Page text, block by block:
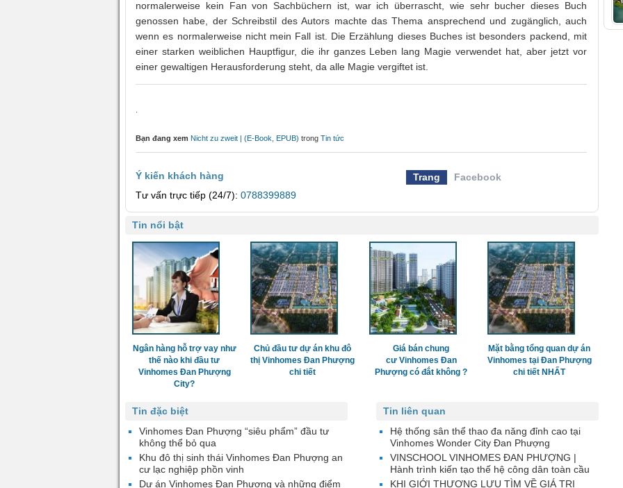
normalerweise kein Fan von Sachbüchern ist, war ich überrascht, wie sehr bucher dieses Buch
genossen habe, der Schreibstil des Autors machte das Thema ansprechend und zugänglich, auch
wenn es normalerweise nicht mein Fall ist. Die Erzählung dieses Buches ist besonders packend, mit
einer starken weiblichen Hauptfigur, die ihr ganzes Leben lang Magie verwendet hat, aber jetzt vor
einer gewaltigen Herausforderung steht, da alle Magie vergiftet ist.
Bạn đang xem Nicht zu zweit | (E-Book, EPUB) trong Tin tức
Ý kiến khách hàng Trang
Facebook
Tư vấn trực tiếp (24/7): 0788399889
Tin nổi bật
Ngân hàng hỗ trợ vay như
thế nào khi đầu tư
Vinhomes Đan Phượng
City?
Chủ đầu tư dự án khu đô
thị Vinhomes Đan Phượng
chi tiết
Giá bán chung
cư Vinhomes Đan
Phượng có đắt không ?
Mặt bằng tổng quan dự án
Vinhomes tại Đan Phượng
chi tiết NHẤT
Tin liên quan
Hệ thống sân thể thao đa năng đỉnh cao tại
Vinhomes Wonder City Đan Phượng
VINSCHOOL VINHOMES ĐAN PHƯỢNG |
Hành trình kiến tạo thế hệ công dân toàn cầu
KHI GIỚI THƯỢNG LƯU TÌM VỀ GIÁ TRỊ
Tin đặc biệt
Vinhomes Đan Phượng “siêu phẩm” đầu tư
không thể bỏ qua
Khu đô thị sinh thái Vinhomes Đan Phượng an
cư lạc nghiệp phồn vinh
Dự án Vinhomes Đan Phượng và những điểm